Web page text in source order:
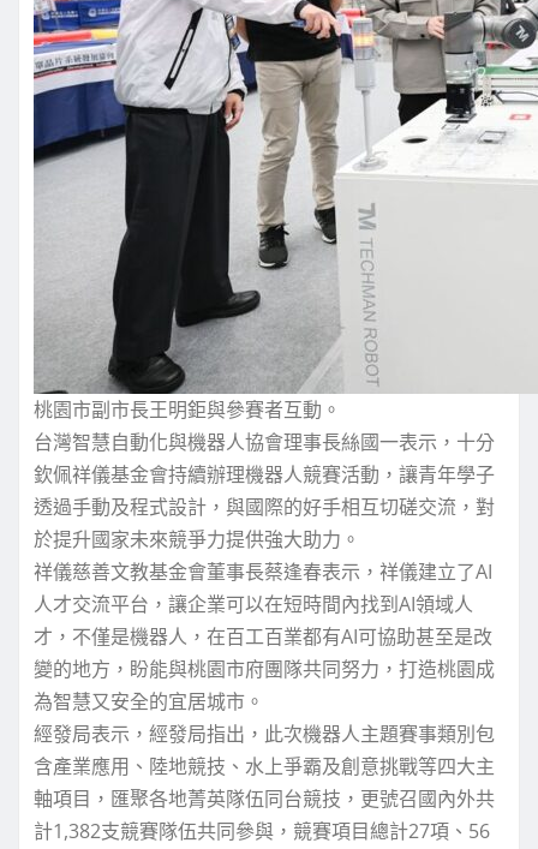
桃園市副市長王明鉅與參賽者互動。
台灣智慧自動化與機器人協會理事長絲國一表示，十分
欽佩祥儀基金會持續辦理機器人競賽活動，讓青年學子
透過手動及程式設計，與國際的好手相互切磋交流，對
於提升國家未來競爭力提供強大助力。
祥儀慈善文教基金會董事長蔡逢春表示，祥儀建立了AI
人才交流平台，讓企業可以在短時間內找到AI領域人
才，不僅是機器人，在百工百業都有AI可協助甚至是改
變的地方，盼能與桃園市府團隊共同努力，打造桃園成
為智慧又安全的宜居城市。
經發局表示，經發局指出，此次機器人主題賽事類別包
含產業應用、陸地競技、水上爭霸及創意挑戰等四大主
軸項目，匯聚各地菁英隊伍同台競技，更號召國內外共
計1,382支競賽隊伍共同參與，競賽項目總計27項、56